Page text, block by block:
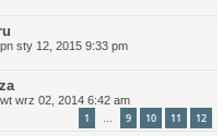
pn sty 12, 2015 9:33 pm
wt wrz 02, 2014 6:42 am
1 … 9 10 11 12